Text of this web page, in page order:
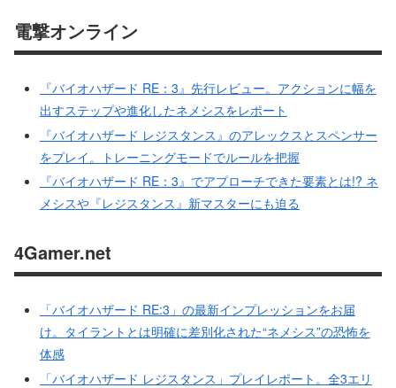
電撃オンライン
『バイオハザード RE：3』先行レビュー。アクションに幅を
出すステップや進化したネメシスをレポート
『バイオハザード レジスタンス』のアレックスとスペンサー
をプレイ。トレーニングモードでルールを把握
『バイオハザード RE：3』でアプローチできた要素とは!? ネ
メシスや『レジスタンス』新マスターにも迫る
4Gamer.net
「バイオハザード RE:3」の最新インプレッションをお届
け。タイラントとは明確に差別化された“ネメシス”の恐怖を
体感
「バイオハザード レジスタンス」プレイレポート。全3エリ